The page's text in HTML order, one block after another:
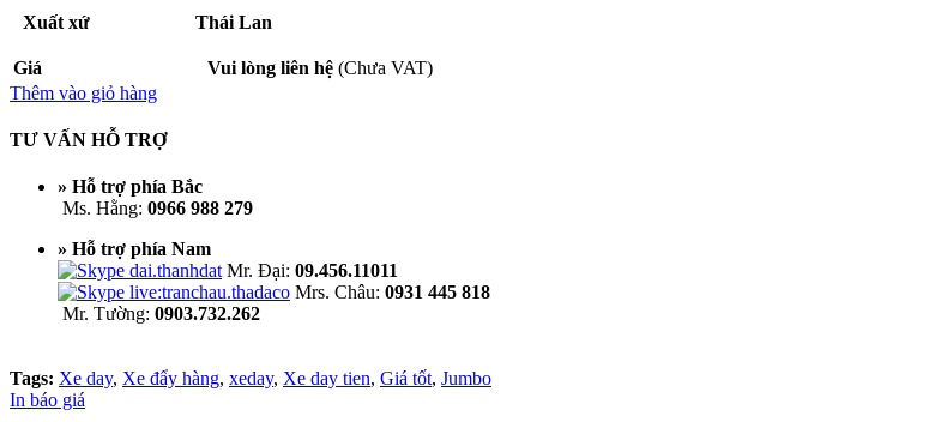
Xuất xứ Thái Lan
Giá Vui lòng liên hệ (Chưa VAT)
Thêm vào giỏ hàng
TƯ VẤN HỖ TRỢ
» Hỗ trợ phía Bắc
Ms. Hằng: 0966 988 279
» Hỗ trợ phía Nam
Mr. Đại: 09.456.11011
Mrs. Châu: 0931 445 818
Mr. Tường: 0903.732.262
Tags: Xe day, Xe đẩy hàng, xeday, Xe day tien, Giá tốt, Jumbo
In báo giá